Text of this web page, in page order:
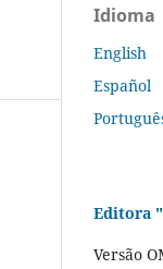
Idioma
English
Español
Editora
Versão